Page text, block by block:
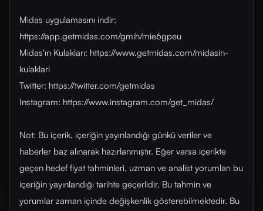
Midas uygulamasını indir:
https://app.getmidas.com/gmih/mie6gpeu
Midas'ın Kulakları: https://www.getmidas.com/midasin-
kulaklari
Twitter: https://twitter.com/getmidas
Instagram: https://www.instagram.com/get_midas/
Not: Bu içerik, içeriğin yayınlandığı günkü veriler ve
haberler baz alınarak hazırlanmıştır. Eğer varsa içerikte
geçen hedef fiyat tahminleri, uzman ve analist yorumları bu
içeriğin yayınlandığı tarihte geçerlidir. Bu tahmin ve
yorumlar zaman içinde değişkenlik gösterebilmektedir. Bu